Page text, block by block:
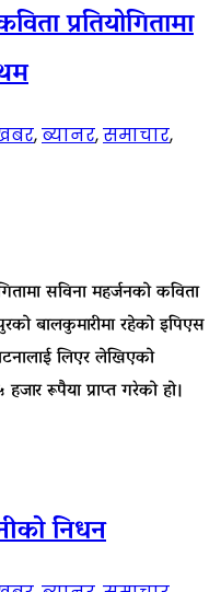
प्रतियोगितामा
,ब्यानर,समाचार,
सविना महर्जनको कविता
बालकुमारीमा रहेको इपिएस
लिएर लेखिएको
रूपैया प्राप्त गरेको हो।
निधन